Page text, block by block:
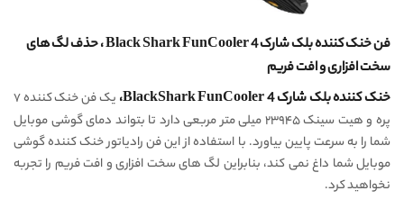
فن خنک کننده بلک شارک Black Shark FunCooler 4 ، حذف لگ های
سخت افزاری و افت فریم
خنک کننده بلک شارک BlackShark FunCooler 4،
یک فن خنک کننده ۷
پره و هیت سینک ۲۳۹۴۵ میلی متر مربعی دارد تا بتواند دمای گوشی موبایل
شما را به سرعت پایین بیاورد. با استفاده از این فن رادیاتور خنک کننده گوشی
موبایل شما داغ نمی کند، بنابراین لگ های سخت افزاری و افت فریم را تجربه
نخواهید کرد.